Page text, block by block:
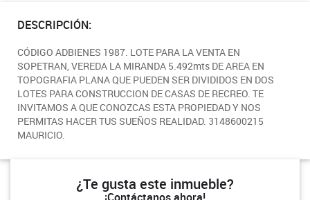
DESCRIPCIÓN:
CÓDIGO ADBIENES 1987. LOTE PARA LA VENTA EN
SOPETRAN, VEREDA LA MIRANDA 5.492mts DE AREA EN
TOPOGRAFIA PLANA QUE PUEDEN SER DIVIDIDOS EN DOS
LOTES PARA CONSTRUCCION DE CASAS DE RECREO. TE
INVITAMOS A QUE CONOZCAS ESTA PROPIEDAD Y NOS
PERMITAS HACER TUS SUEÑOS REALIDAD. 3148600215
MAURICIO.
¿Te gusta este inmueble?